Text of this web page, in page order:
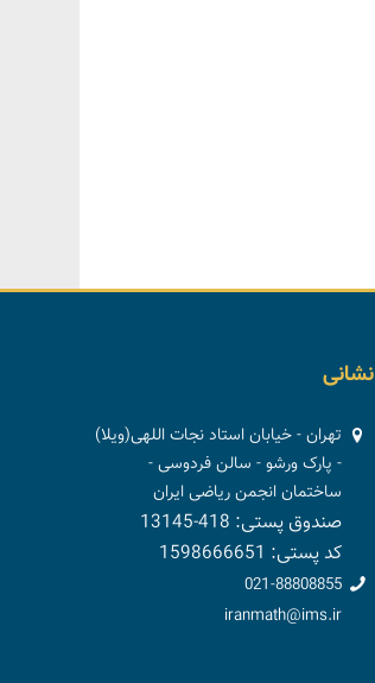
نشانی
تهران - خیابان استاد نجات اللهی(ویلا)
- پارک ورشو - سالن فردوسی -
ساختمان انجمن ریاضی ایران
صندوق پستی: 418-13145
کد پستی: 1598666651
021-88808855
iranmath@ims.ir